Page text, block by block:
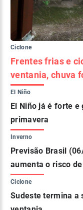
Ciclone
Frentes frias e
ventania, chuva
El Niño
El Niño já é forte
primavera
Inverno
Previsão Brasil
aumenta o risco
Ciclone
Sudeste termina a